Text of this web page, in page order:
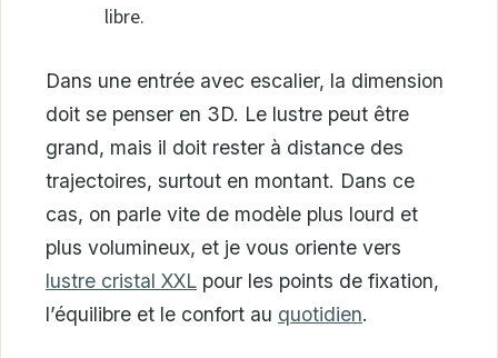
libre.
Dans une entrée avec escalier, la dimension
doit se penser en 3D. Le lustre peut être
grand, mais il doit rester à distance des
trajectoires, surtout en montant. Dans ce
cas, on parle vite de modèle plus lourd et
plus volumineux, et je vous oriente vers
lustre cristal XXL pour les points de fixation,
l’équilibre et le confort au quotidien.